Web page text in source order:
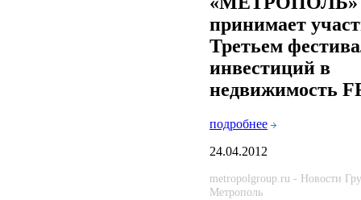
принимает
Третьем
инвестиций в
недвижимость
подробнее
24.04.2012
metropolgroup.ru - Новости
Метрополь